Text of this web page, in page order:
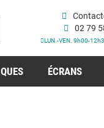
02 79
LUN.-VEN. 9h00-
ÉCRANS